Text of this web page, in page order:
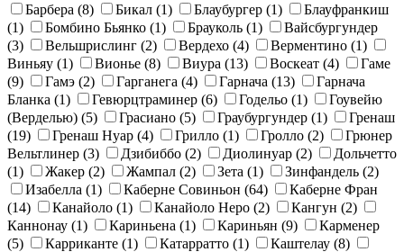
Барбера (8) Бикал (1) Блаубургер (1)
Блауфранкиш
(1)
Бомбино Бьянко (1) Брауколь (1)
Вайсбургундер
(3)
Вельшрислинг (2) Вердехо (4) Верментино (1)
Виньяу (1) Вионье (8) Виура (13) Воскеат (4)
Гаме
(9)
Гамэ (2) Гарганега (4) Гарнача (13)
Гарнача
Бланка (1) Гевюрцтраминер (6) Годельо (1)
Гоувейю
(Верделью) (5) Грасиано (5) Граубургундер (1)
Гренаш
(19)
Гренаш Нуар (4) Грилло (1) Гролло (2)
Грюнер
Вельтлинер (3) Дзибиббо (2) Диолинуар (2)
Дольчетто
(1)
Жакер (2) Жампал (2) Зета (1) Зинфандель (2)
Изабелла (1) Каберне Совиньон (64)
Каберне Фран
(14)
Канайоло (1) Канайоло Неро (2) Кангун (2)
Каннонау (1) Кариньена (1) Кариньян (9)
Карменер
(5)
Карриканте (1) Катарратто (1) Каштелау (8)